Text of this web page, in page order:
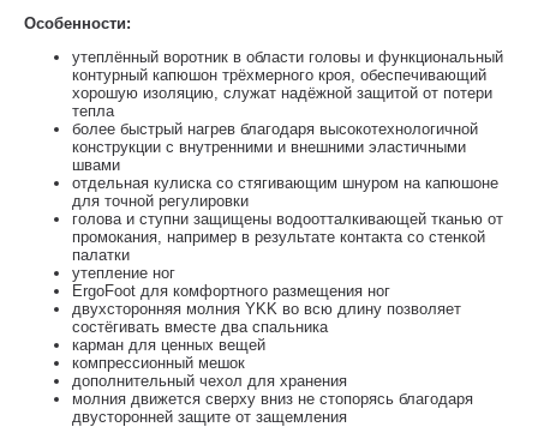
Особенности:
утеплённый воротник в области головы и функциональный
контурный капюшон трёхмерного кроя, обеспечивающий
хорошую изоляцию, служат надёжной защитой от потери
тепла
более быстрый нагрев благодаря высокотехнологичной
конструкции с внутренними и внешними эластичными
швами
отдельная кулиска со стягивающим шнуром на капюшоне
для точной регулировки
голова и ступни защищены водоотталкивающей тканью от
промокания, например в результате контакта со стенкой
палатки
утепление ног
ErgoFoot для комфортного размещения ног
двухсторонняя молния YKK во всю длину позволяет
состёгивать вместе два спальника
карман для ценных вещей
компрессионный мешок
дополнительный чехол для хранения
молния движется сверху вниз не стопорясь благодаря
двусторонней защите от защемления